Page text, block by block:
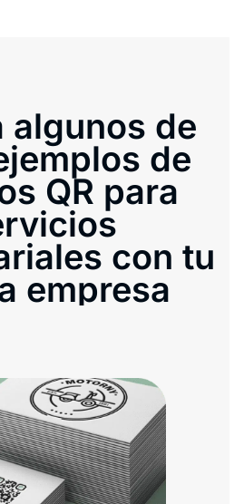
algunos de
de
QR para
con tu
empresa